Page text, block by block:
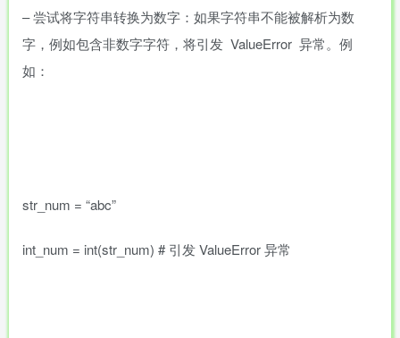
– 尝试将字符串转换为数字：如果字符串不能被解析为数
字，例如包含非数字字符，将引发 ValueError 异常。例
如：
str_num = “abc”
int_num = int(str_num) # 引发 ValueError 异常